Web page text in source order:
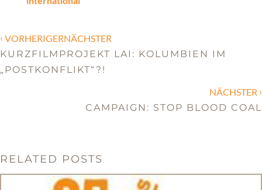
‹ VORHERIGERNÄCHSTER
KURZFILMPROJEKT LAI: KOLUMBIEN IM
„POSTKONFLIKT“?!
NÄCHSTER ›
CAMPAIGN: STOP BLOOD COAL
RELATED POSTS